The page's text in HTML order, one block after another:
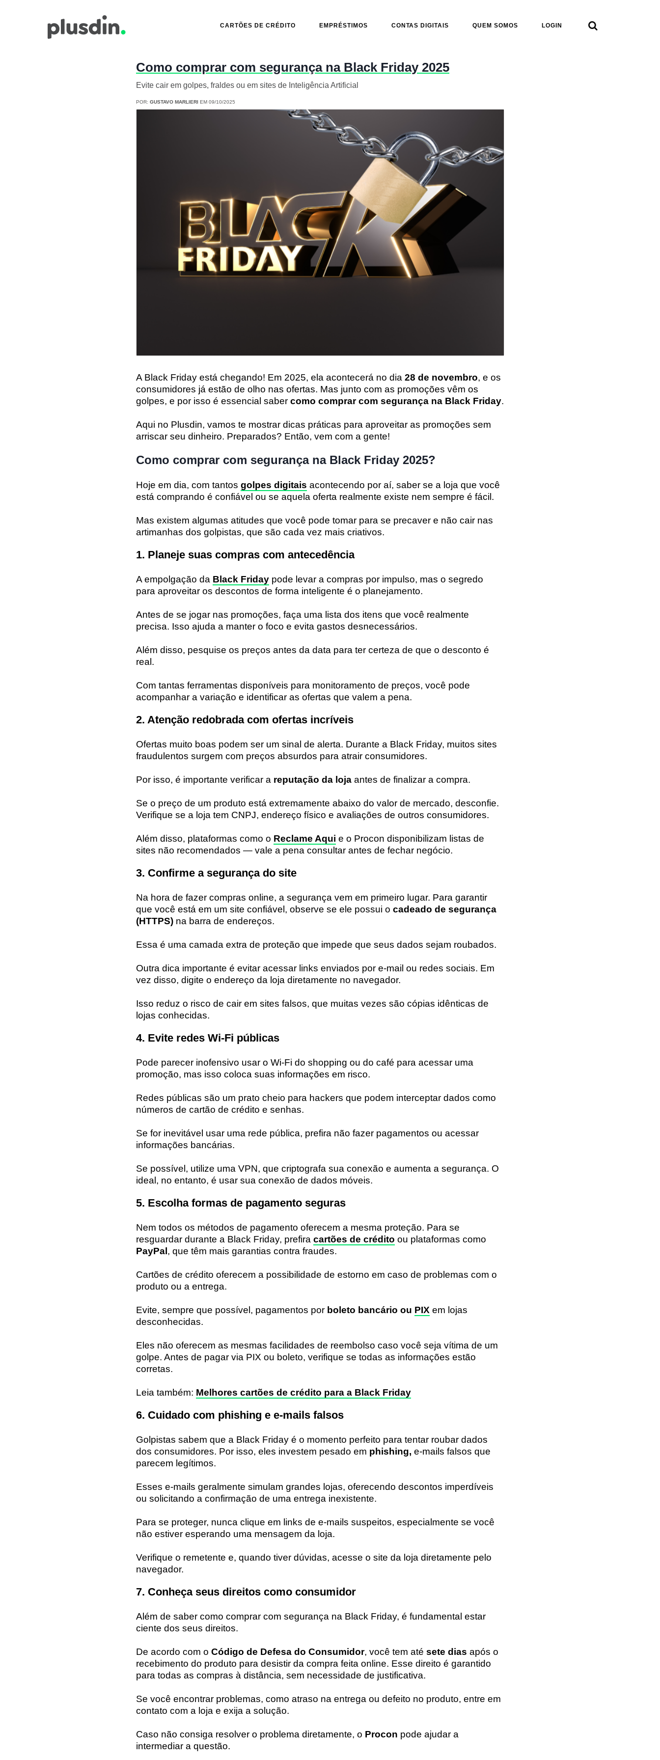
CARTÕES DE CRÉDITO EMPRÉSTIMOS CONTAS DIGITAIS QUEM SOMOS LOGIN 
Como comprar com segurança na Black Friday 2025
Evite cair em golpes, fraldes ou em sites de Inteligência Artificial
POR: GUSTAVO MARLIERI EM 09/10/2025
A Black Friday está chegando! Em 2025, ela acontecerá no dia 28 de novembro, e os
consumidores já estão de olho nas ofertas. Mas junto com as promoções vêm os
golpes, e por isso é essencial saber como comprar com segurança na Black Friday.
Aqui no Plusdin, vamos te mostrar dicas práticas para aproveitar as promoções sem
arriscar seu dinheiro. Preparados? Então, vem com a gente!
Como comprar com segurança na Black Friday 2025?
Hoje em dia, com tantos golpes digitais acontecendo por aí, saber se a loja que você
está comprando é confiável ou se aquela oferta realmente existe nem sempre é fácil.
Mas existem algumas atitudes que você pode tomar para se precaver e não cair nas
artimanhas dos golpistas, que são cada vez mais criativos.
1. Planeje suas compras com antecedência
A empolgação da Black Friday pode levar a compras por impulso, mas o segredo
para aproveitar os descontos de forma inteligente é o planejamento.
Antes de se jogar nas promoções, faça uma lista dos itens que você realmente
precisa. Isso ajuda a manter o foco e evita gastos desnecessários.
Além disso, pesquise os preços antes da data para ter certeza de que o desconto é
real.
Com tantas ferramentas disponíveis para monitoramento de preços, você pode
acompanhar a variação e identificar as ofertas que valem a pena.
2. Atenção redobrada com ofertas incríveis
Ofertas muito boas podem ser um sinal de alerta. Durante a Black Friday, muitos sites
fraudulentos surgem com preços absurdos para atrair consumidores.
Por isso, é importante verificar a reputação da loja antes de finalizar a compra.
Se o preço de um produto está extremamente abaixo do valor de mercado, desconfie.
Verifique se a loja tem CNPJ, endereço físico e avaliações de outros consumidores.
Além disso, plataformas como o Reclame Aqui e o Procon disponibilizam listas de
sites não recomendados — vale a pena consultar antes de fechar negócio.
3. Confirme a segurança do site
Na hora de fazer compras online, a segurança vem em primeiro lugar. Para garantir
que você está em um site confiável, observe se ele possui o cadeado de segurança
(HTTPS) na barra de endereços.
Essa é uma camada extra de proteção que impede que seus dados sejam roubados.
Outra dica importante é evitar acessar links enviados por e-mail ou redes sociais. Em
vez disso, digite o endereço da loja diretamente no navegador.
Isso reduz o risco de cair em sites falsos, que muitas vezes são cópias idênticas de
lojas conhecidas.
4. Evite redes Wi-Fi públicas
Pode parecer inofensivo usar o Wi-Fi do shopping ou do café para acessar uma
promoção, mas isso coloca suas informações em risco.
Redes públicas são um prato cheio para hackers que podem interceptar dados como
números de cartão de crédito e senhas.
Se for inevitável usar uma rede pública, prefira não fazer pagamentos ou acessar
informações bancárias.
Se possível, utilize uma VPN, que criptografa sua conexão e aumenta a segurança. O
ideal, no entanto, é usar sua conexão de dados móveis.
5. Escolha formas de pagamento seguras
Nem todos os métodos de pagamento oferecem a mesma proteção. Para se
resguardar durante a Black Friday, prefira cartões de crédito ou plataformas como
PayPal, que têm mais garantias contra fraudes.
Cartões de crédito oferecem a possibilidade de estorno em caso de problemas com o
produto ou a entrega.
Evite, sempre que possível, pagamentos por boleto bancário ou PIX em lojas
desconhecidas.
Eles não oferecem as mesmas facilidades de reembolso caso você seja vítima de um
golpe. Antes de pagar via PIX ou boleto, verifique se todas as informações estão
corretas.
Leia também: Melhores cartões de crédito para a Black Friday
6. Cuidado com phishing e e-mails falsos
Golpistas sabem que a Black Friday é o momento perfeito para tentar roubar dados
dos consumidores. Por isso, eles investem pesado em phishing, e-mails falsos que
parecem legítimos.
Esses e-mails geralmente simulam grandes lojas, oferecendo descontos imperdíveis
ou solicitando a confirmação de uma entrega inexistente.
Para se proteger, nunca clique em links de e-mails suspeitos, especialmente se você
não estiver esperando uma mensagem da loja.
Verifique o remetente e, quando tiver dúvidas, acesse o site da loja diretamente pelo
navegador.
7. Conheça seus direitos como consumidor
Além de saber como comprar com segurança na Black Friday, é fundamental estar
ciente dos seus direitos.
De acordo com o Código de Defesa do Consumidor, você tem até sete dias após o
recebimento do produto para desistir da compra feita online. Esse direito é garantido
para todas as compras à distância, sem necessidade de justificativa.
Se você encontrar problemas, como atraso na entrega ou defeito no produto, entre em
contato com a loja e exija a solução.
Caso não consiga resolver o problema diretamente, o Procon pode ajudar a
intermediar a questão.